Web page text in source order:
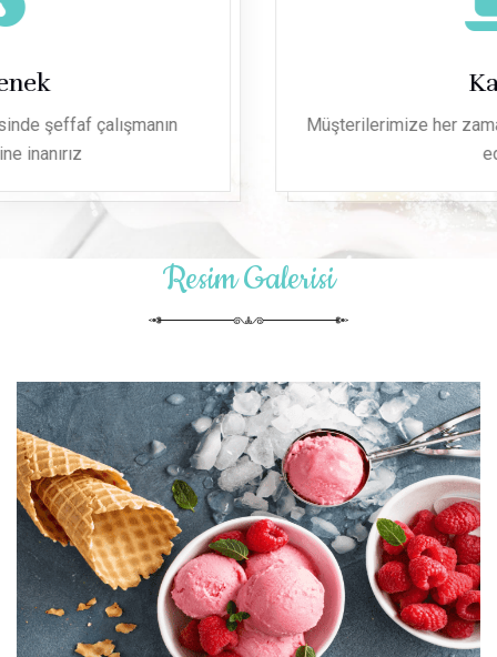
Müşterilerimize her zaman en iyiyi sunmaya gayret
Resim Galerisi